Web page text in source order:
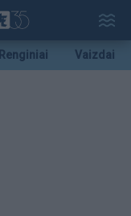
Renginiai Vaizdai